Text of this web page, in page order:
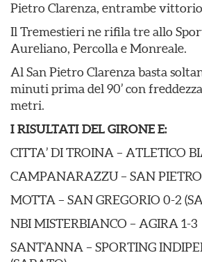
Pietro Clarenza, entrambe
Il Tremestieri ne rifila tre allo
Aureliano, Percolla e Monreale.
Al San Pietro Clarenza basta
minuti prima del 90’ con
metri.
I RISULTATI DEL GIRONE E:
CITTA’ DI TROINA – ATLETICO
CAMPANARAZZU – SAN
MOTTA – SAN GREGORIO 0-2
NBI MISTERBIANCO – AGIRA 1-3
SANT’ANNA – SPORTING